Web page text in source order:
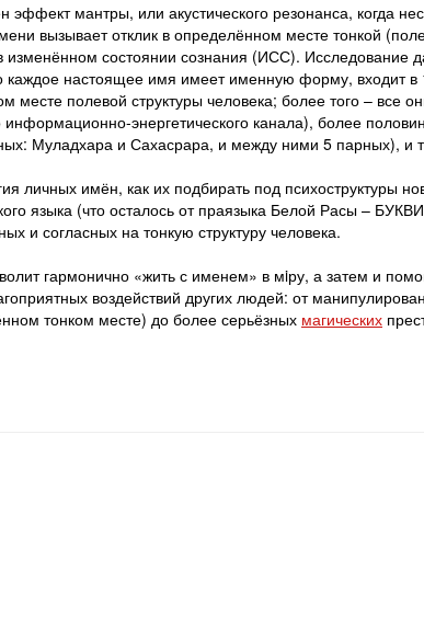
мантры, или акустического резонанса, когда
вызывает отклик в определённом месте тонкой
изменённом состоянии сознания (ИСС).
каждое настоящее имя имеет именную форму, входит в
месте полевой структуры человека; более того – все
информационно-энергетического канала), более
Муладхара и Сахасрара, и между ними 5 парных), и
личных имён, как их подбирать под психоструктуры
языка (что осталось от праязыка Белой Расы –
и согласных на тонкую структуру человека.
гармонично «жить с именем» в мiру, а затем и
воздействий других людей: от
тонком месте) до более серьёзных магических